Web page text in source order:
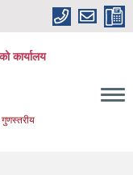
कार्यालय
गुणस्तरीय